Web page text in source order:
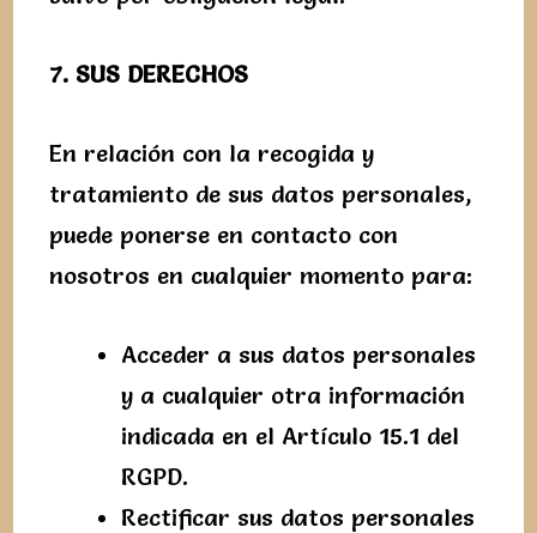
7. SUS DERECHOS
En relación con la recogida y
tratamiento de sus datos personales,
puede ponerse en contacto con
nosotros en cualquier momento para:
Acceder a sus datos personales
y a cualquier otra información
indicada en el Artículo 15.1 del
RGPD.
Rectificar sus datos personales